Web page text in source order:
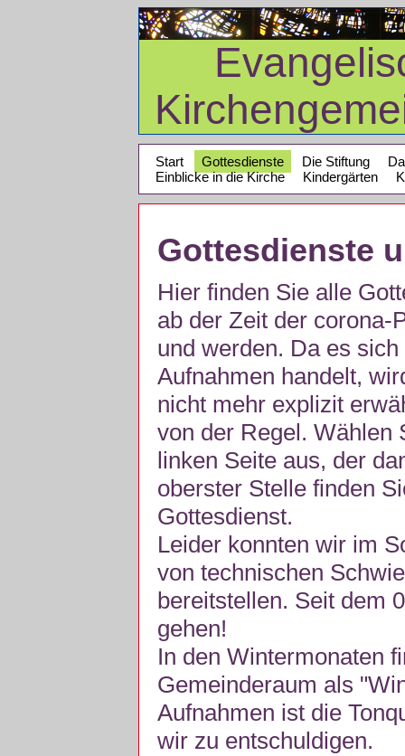
Start Gottesdienste Die Stiftung
Einblicke in die Kirche
Kindergärten
Gottesdienste
Hier finden Sie alle
ab der Zeit der corona-
und werden. Da es
Aufnahmen handelt,
nicht mehr explizit
von der Regel. Wählen
linken Seite aus, der
oberster Stelle finden
Gottesdienst.
Leider konnten wir im
von technischen
bereitstellen. Seit dem
gehen!
In den Wintermonaten
Gemeinderaum als
Aufnahmen ist die
wir zu entschuldigen.